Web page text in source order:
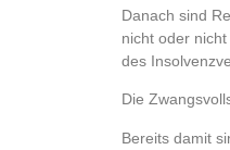
Danach sind
nicht oder
des
Die
Bereits damit